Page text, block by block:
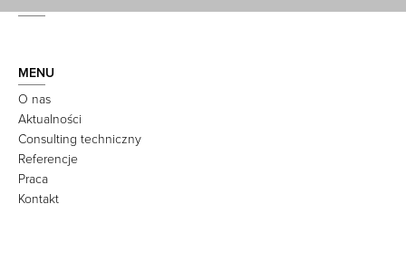
MENU
O nas
Aktualności
Consulting techniczny
Referencje
Praca
Kontakt